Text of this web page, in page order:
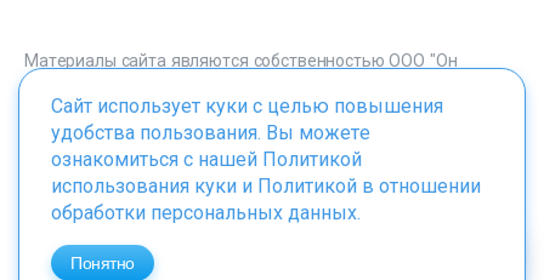
Материалы сайта являются собственностью ООО "Он
onclinic.ru запрещено в соответствии со статьей 1259 ГК. РФ.
ИМЕЮТСЯ ПРОТИВОПОКАЗАНИЯ. НЕОБХОДИМО
ПРОКОНСУЛЬТИРОВАТЬСЯ СО СПЕЦИАЛИСТОМ
Сайт использует куки с целью повышения
удобства пользования. Вы можете
ознакомиться с нашей Политикой
использования куки и Политикой в отношении
обработки персональных данных.
Понятно